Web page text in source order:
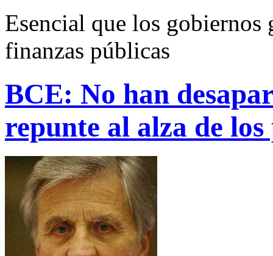
Esencial que los
finanzas públicas
BCE: No han
repunte al alza de los